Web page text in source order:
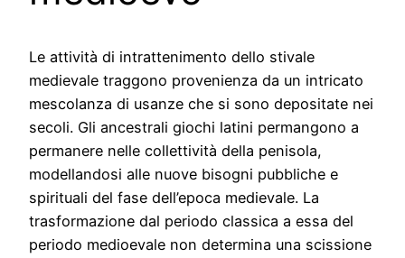
Le attività di intrattenimento dello stivale
medievale traggono provenienza da un intricato
mescolanza di usanze che si sono depositate nei
secoli. Gli ancestrali giochi latini permangono a
permanere nelle collettività della penisola,
modellandosi alle nuove bisogni pubbliche e
spirituali del fase dell’epoca medievale. La
trasformazione dal periodo classica a essa del
periodo medioevale non determina una scissione